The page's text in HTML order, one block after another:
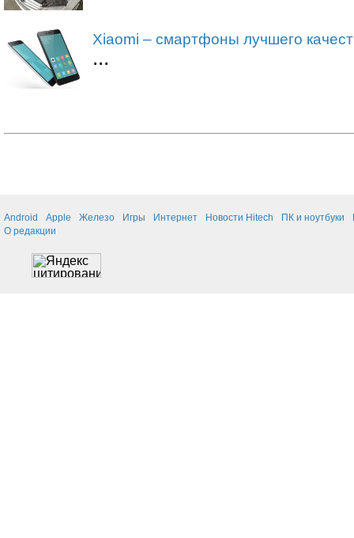
Xiaomi – смартфоны лучшего
...
Android Apple Железо Игры Интернет Новости Hitech ПК и ноутбуки
О редакции